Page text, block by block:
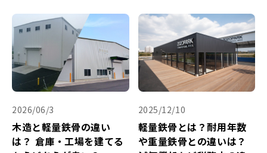
2026/06/3
木造と軽量鉄骨の違い
は？ 倉庫・工場を建てる
2025/12/10
軽量鉄骨とは？耐用年数
や重量鉄骨との違いは？